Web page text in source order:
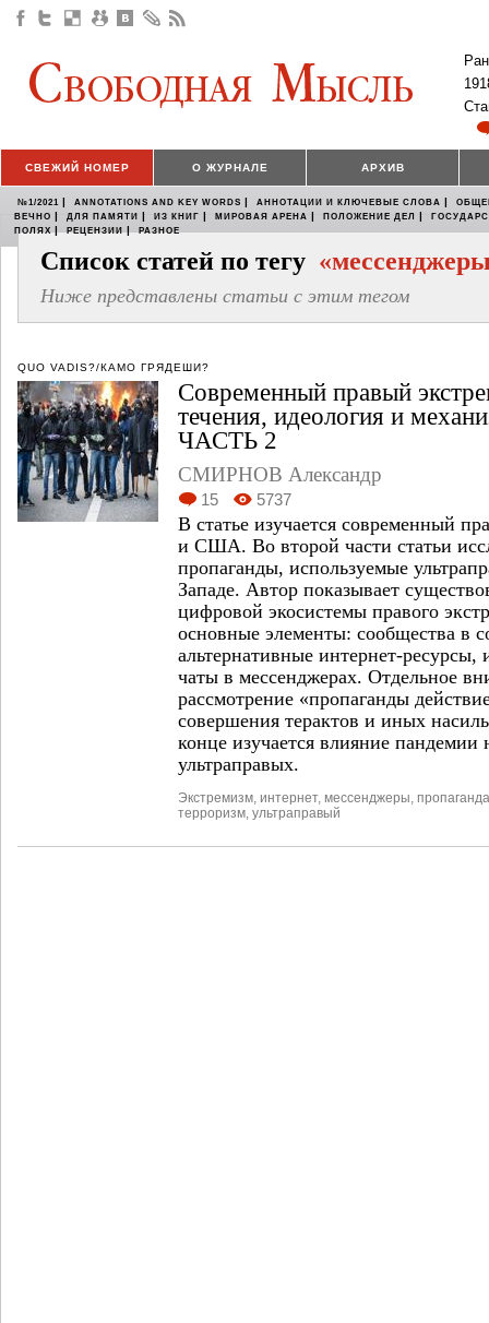
СВЕЖИЙ НОМЕР О ЖУРНАЛЕ АРХИВ
№1/2021 | ANNOTATIONS AND KEY WORDS | АННОТАЦИИ И КЛЮЧЕВЫЕ СЛОВА |
ВЕЧНО | ДЛЯ ПАМЯТИ | ИЗ КНИГ | МИРОВАЯ АРЕНА | ПОЛОЖЕНИЕ ДЕЛ |
ПОЛЯХ | РЕЦЕНЗИИ | РАЗНОЕ
Список статей по тегу
Ниже представлены статьи с этим тегом
QUO VADIS?/КАМО ГРЯДЕШИ?
Современный правый
течения, идеология и
ЧАСТЬ 2
СМИРНОВ Александр
15 5737
В статье изучается современный
и США. Во второй части статьи
пропаганды, используемые
Западе. Автор показывает
цифровой экосистемы правого
основные элементы: сообщества в
альтернативные интернет-
чаты в мессенджерах. Отдельное
рассмотрение «пропаганды
совершения терактов и иных
конце изучается влияние
ультраправых.
Экстремизм интернет, мессенджеры пропаганда
терроризм ультраправый